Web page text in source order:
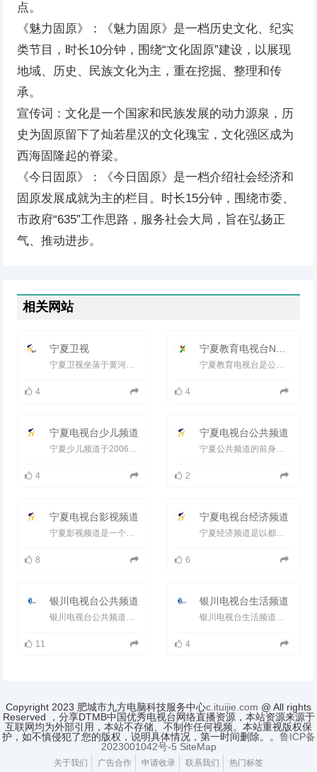
点。
《魅力固原》：《魅力固原》是一档历史文化、纪实
类节目，时长10分钟，围绕“文化固原”建设，以展现
地域、历史、民族文化为主，重在挖掘、整理和传
承。
宣传词：文化是一个国家和民族发展的动力源泉，历
史为固原留下了灿若星汉的文化瑰宝，文化强区成为
西海固隆起的脊梁。
《今日固原》：《今日固原》是一档介绍社会经济和
固原发展成就为主的栏目。时长15分钟，围绕市委、
市政府“635”工作思路，服务社会大局，旨在弘扬正
气、推动进步。
相关网站
宁夏卫视
4 4
宁夏电视台少儿频道
4
宁夏电视台公共频道
2
宁夏电视台影视频道
8
宁夏电视台经济频道
宁夏经济频道是以都市经济生活类节目为重点，面向全区传播的专业频道。频道以都市人群为核心受众，立足银川，面向...
6
银川电视台公共频道
11
银川电视台生活频道
4
Copyright 2023 肥城市九方电脑科技服务中心c.ituijie.com @ All rights
Reserved ，分享DTMB中国优秀电视台网络直播资源，本站资源来源于
互联网均为外部引用，本站不存储、不制作任何视频。本站重视版权保
护，如不慎侵犯了您的版权，说明具体情况，第一时间删除。。 鲁ICP备
2023001042号-5 SiteMap
关于我们 广告合作 申请收录 联系我们 热门标签